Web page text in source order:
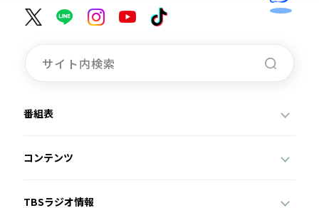
番組表
コンテンツ
TBSラジオ情報